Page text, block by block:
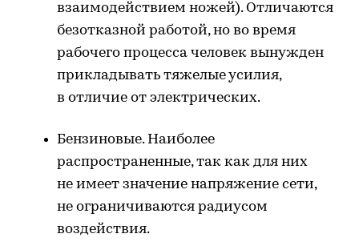
взаимодействием ножей). Отличаются
безотказной работой, но во время
рабочего процесса человек вынужден
прикладывать тяжелые усилия,
в отличие от электрических.
Бензиновые. Наиболее
распространенные, так как для них
не имеет значение напряжение сети,
не ограничиваются радиусом
воздействия.